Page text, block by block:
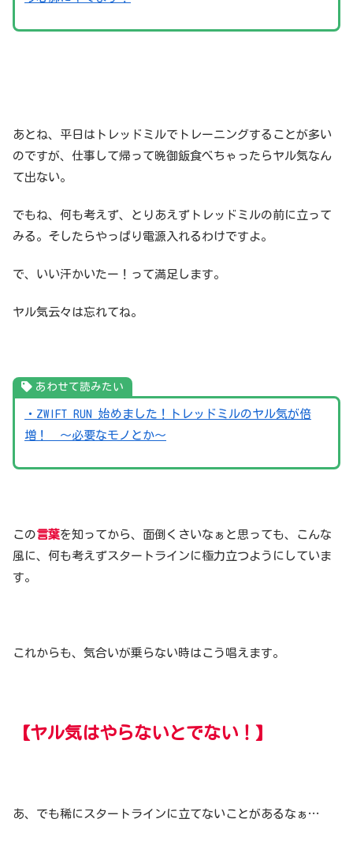
あとね、平日はトレッドミルでトレーニングすることが多い
のですが、仕事して帰って晩御飯食べちゃったらヤル気なん
て出ない。
でもね、何も考えず、とりあえずトレッドミルの前に立って
みる。そしたらやっぱり電源入れるわけですよ。
で、いい汗かいたー！って満足します。
ヤル気云々は忘れてね。
あわせて読みたい
・ZWIFT RUN 始めました！トレッドミルのヤル気が倍
増！ 〜必要なモノとか〜
この言葉を知ってから、面倒くさいなぁと思っても、こんな
風に、何も考えずスタートラインに極力立つようにしていま
す。
これからも、気合いが乗らない時はこう唱えます。
【ヤル気はやらないとでない！】
あ、でも稀にスタートラインに立てないことがあるなぁ…